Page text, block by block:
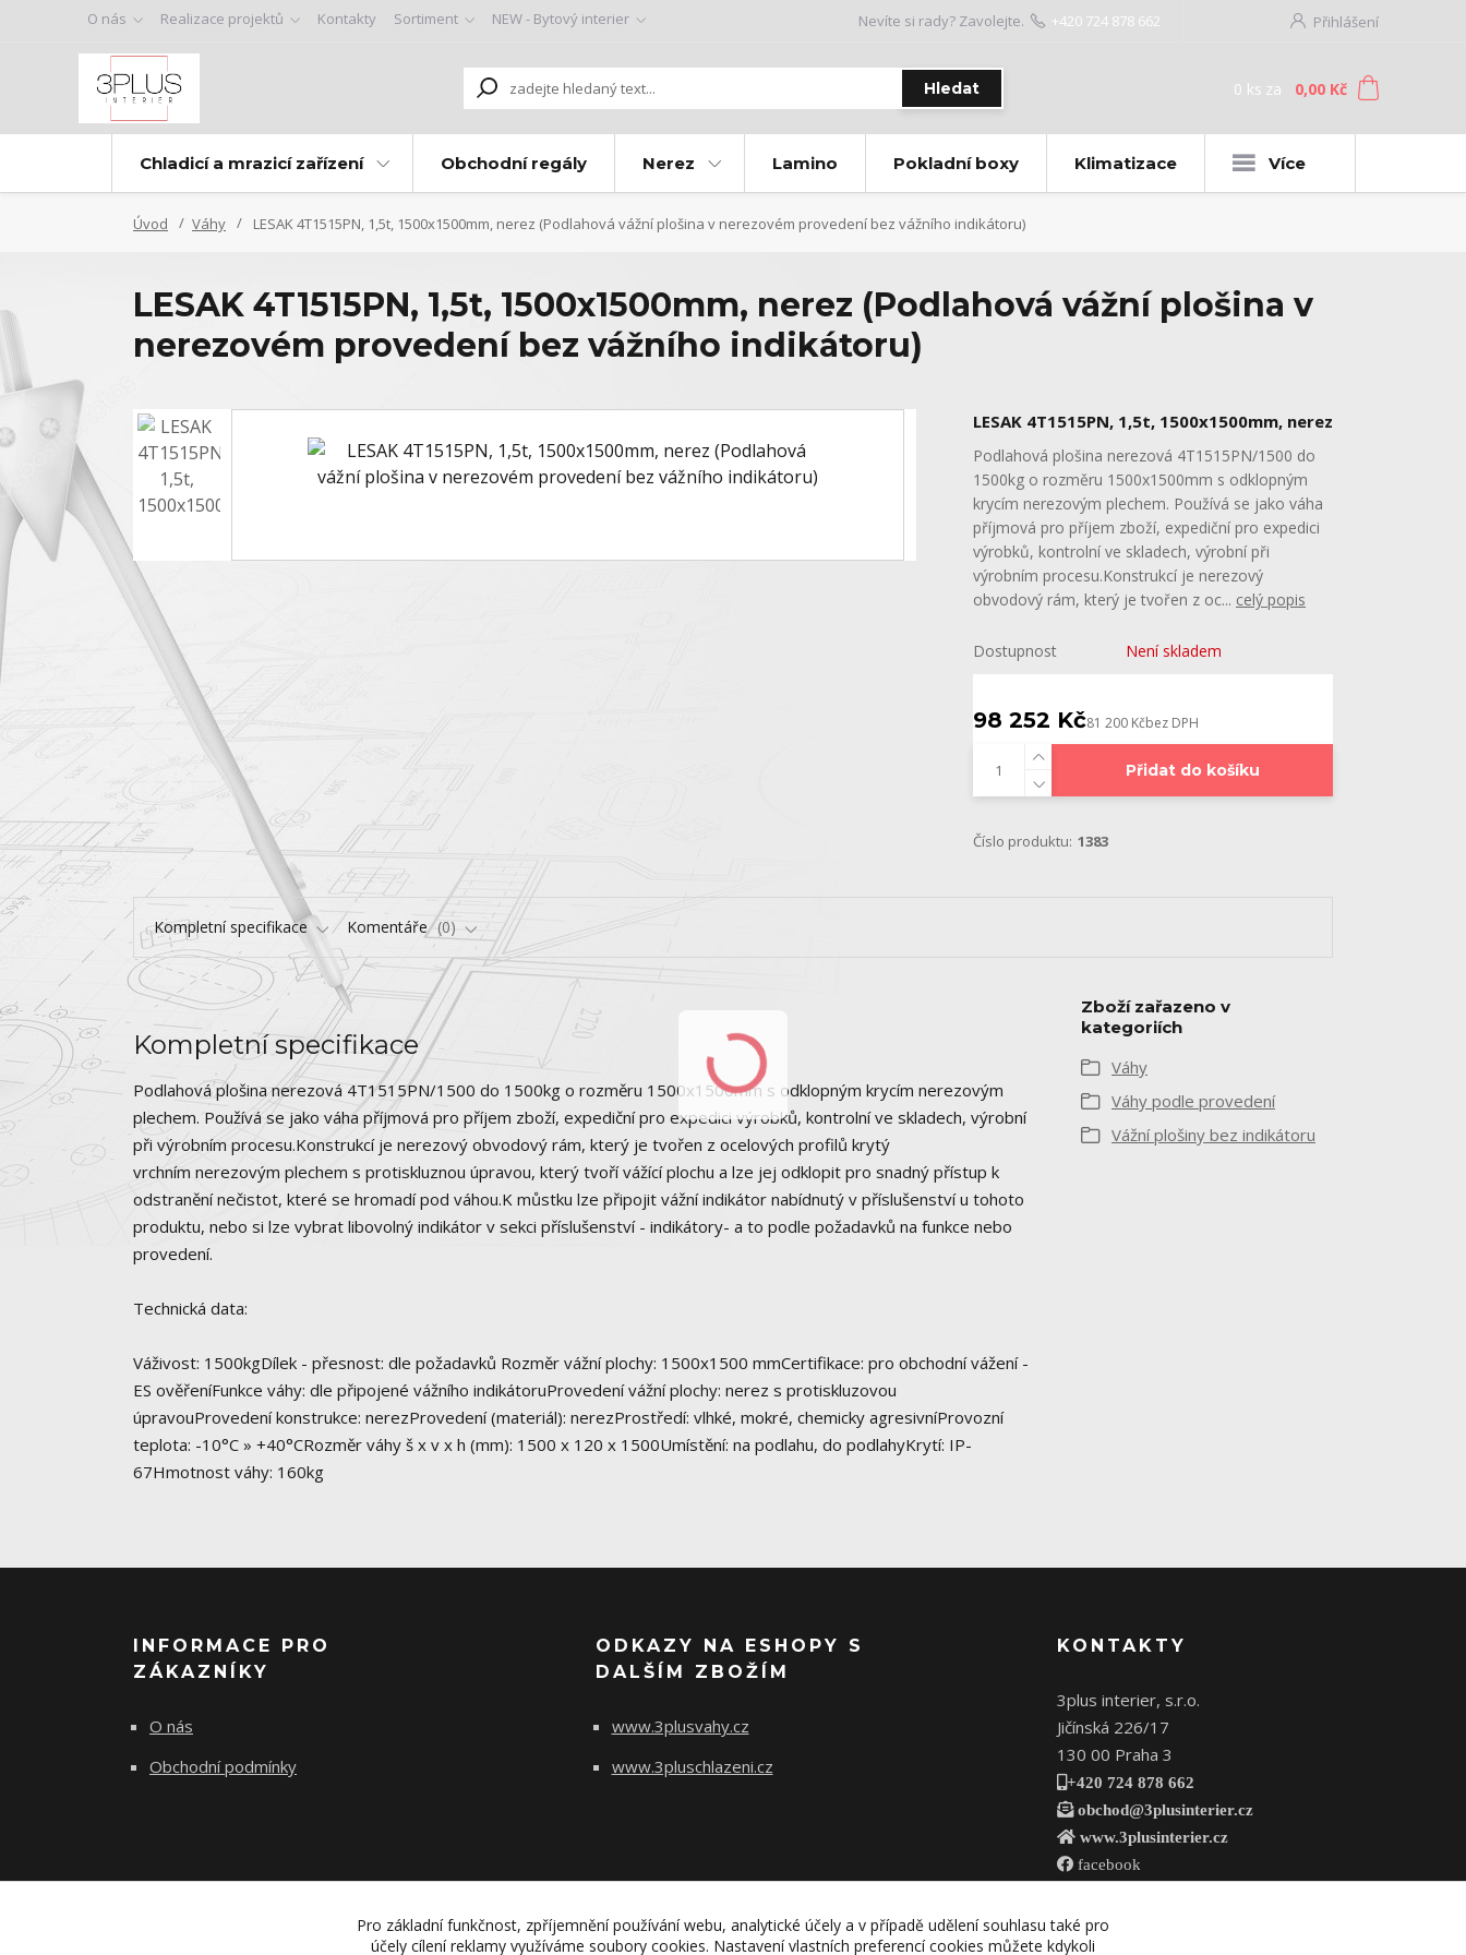
O nás Realizace projektů Kontakty Sortiment NEW - Bytový interier Přihlášení
Hledat
Nevíte si rady? Zavolejte. +420 724 878 662
0 ks za 0,00 Kč
Chladicí a mrazicí zařízení Obchodní regály Nerez Lamino Pokladní boxy Klimatizace Více
Úvod Váhy LESAK 4T1515PN, 1,5t, 1500x1500mm, nerez (Podlahová vážní plošina v nerezovém provedení bez vážního indikátoru)
LESAK 4T1515PN, 1,5t, 1500x1500mm, nerez (Podlahová vážní plošina v
nerezovém provedení bez vážního indikátoru)
LESAK 4T1515PN, 1,5t, 1500x1500mm, nerez
Podlahová plošina nerezová 4T1515PN/1500 do
1500kg o rozměru 1500x1500mm s odklopným
krycím nerezovým plechem. Používá se jako váha
příjmová pro příjem zboží, expediční pro expedici
výrobků, kontrolní ve skladech, výrobní při
výrobním procesu.Konstrukcí je nerezový
obvodový rám, který je tvořen z oc... celý popis
Dostupnost Není skladem
98 252 Kč81 200 Kčbez DPH
Přidat do košíku
Číslo produktu: 1383
Kompletní specifikace Komentáře 0
Kompletní specifikace
Podlahová plošina nerezová 4T1515PN/1500 do 1500kg o rozměru 1500x1500mm s odklopným krycím nerezovým
plechem. Používá se jako váha příjmová pro příjem zboží, expediční pro expedici výrobků, kontrolní ve skladech, výrobní
při výrobním procesu.Konstrukcí je nerezový obvodový rám, který je tvořen z ocelových profilů krytý
vrchním nerezovým plechem s protiskluznou úpravou, který tvoří vážící plochu a lze jej odklopit pro snadný přístup k
odstranění nečistot, které se hromadí pod váhou.K můstku lze připojit vážní indikátor nabídnutý v příslušenství u tohoto
produktu, nebo si lze vybrat libovolný indikátor v sekci příslušenství - indikátory- a to podle požadavků na funkce nebo
provedení.
Technická data:
Váživost: 1500kgDílek - přesnost: dle požadavků Rozměr vážní plochy: 1500x1500 mmCertifikace: pro obchodní vážení -
ES ověřeníFunkce váhy: dle připojené vážního indikátoruProvedení vážní plochy: nerez s protiskluzovou
úpravouProvedení konstrukce: nerezProvedení (materiál): nerezProstředí: vlhké, mokré, chemicky agresivníProvozní
teplota: -10°C » +40°CRozměr váhy š x v x h (mm): 1500 x 120 x 1500Umístění: na podlahu, do podlahyKrytí: IP-
67Hmotnost váhy: 160kg
Zboží zařazeno v
kategoriích
Váhy
Váhy podle provedení
Vážní plošiny bez indikátoru
INFORMACE PRO
ZÁKAZNÍKY
O nás
Obchodní podmínky
ODKAZY NA ESHOPY S
DALŠÍM ZBOŽÍM
www.3plusvahy.cz
www.3pluschlazeni.cz
KONTAKTY
3plus interier, s.r.o.
Jičínská 226/17
130 00 Praha 3
+420 724 878 662
obchod@3plusinterier.cz
www.3plusinterier.cz
facebook
Pro základní funkčnost, zpříjemnění používání webu, analytické účely a v případě udělení souhlasu také pro
účely cílení reklamy využíváme soubory cookies. Nastavení vlastních preferencí cookies můžete kdykoli